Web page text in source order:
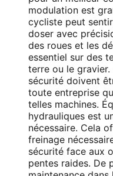
modulation est
cycliste peut
doser avec
des roues et les
essentiel sur des
terre ou le
sécurité doivent
toute entreprise
telles machines.
hydrauliques est
nécessaire. Cela
freinage
sécurité face aux
pentes raides. De